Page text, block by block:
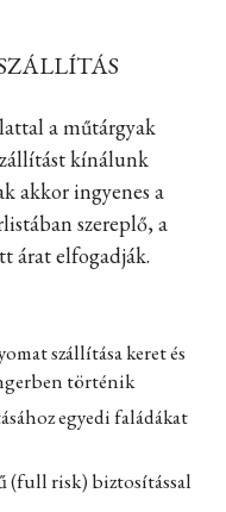
a műtárgyak
kínálunk
akkor ingyenes a
szereplő, a
árat elfogadják.
szállítása keret és
történik
egyedi faládákat
(full risk) biztosítással